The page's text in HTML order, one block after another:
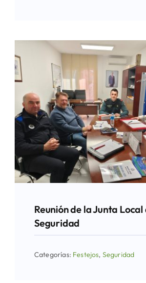
Reunión de la Junta Local
Seguridad
Categorías: Festejos, Seguridad